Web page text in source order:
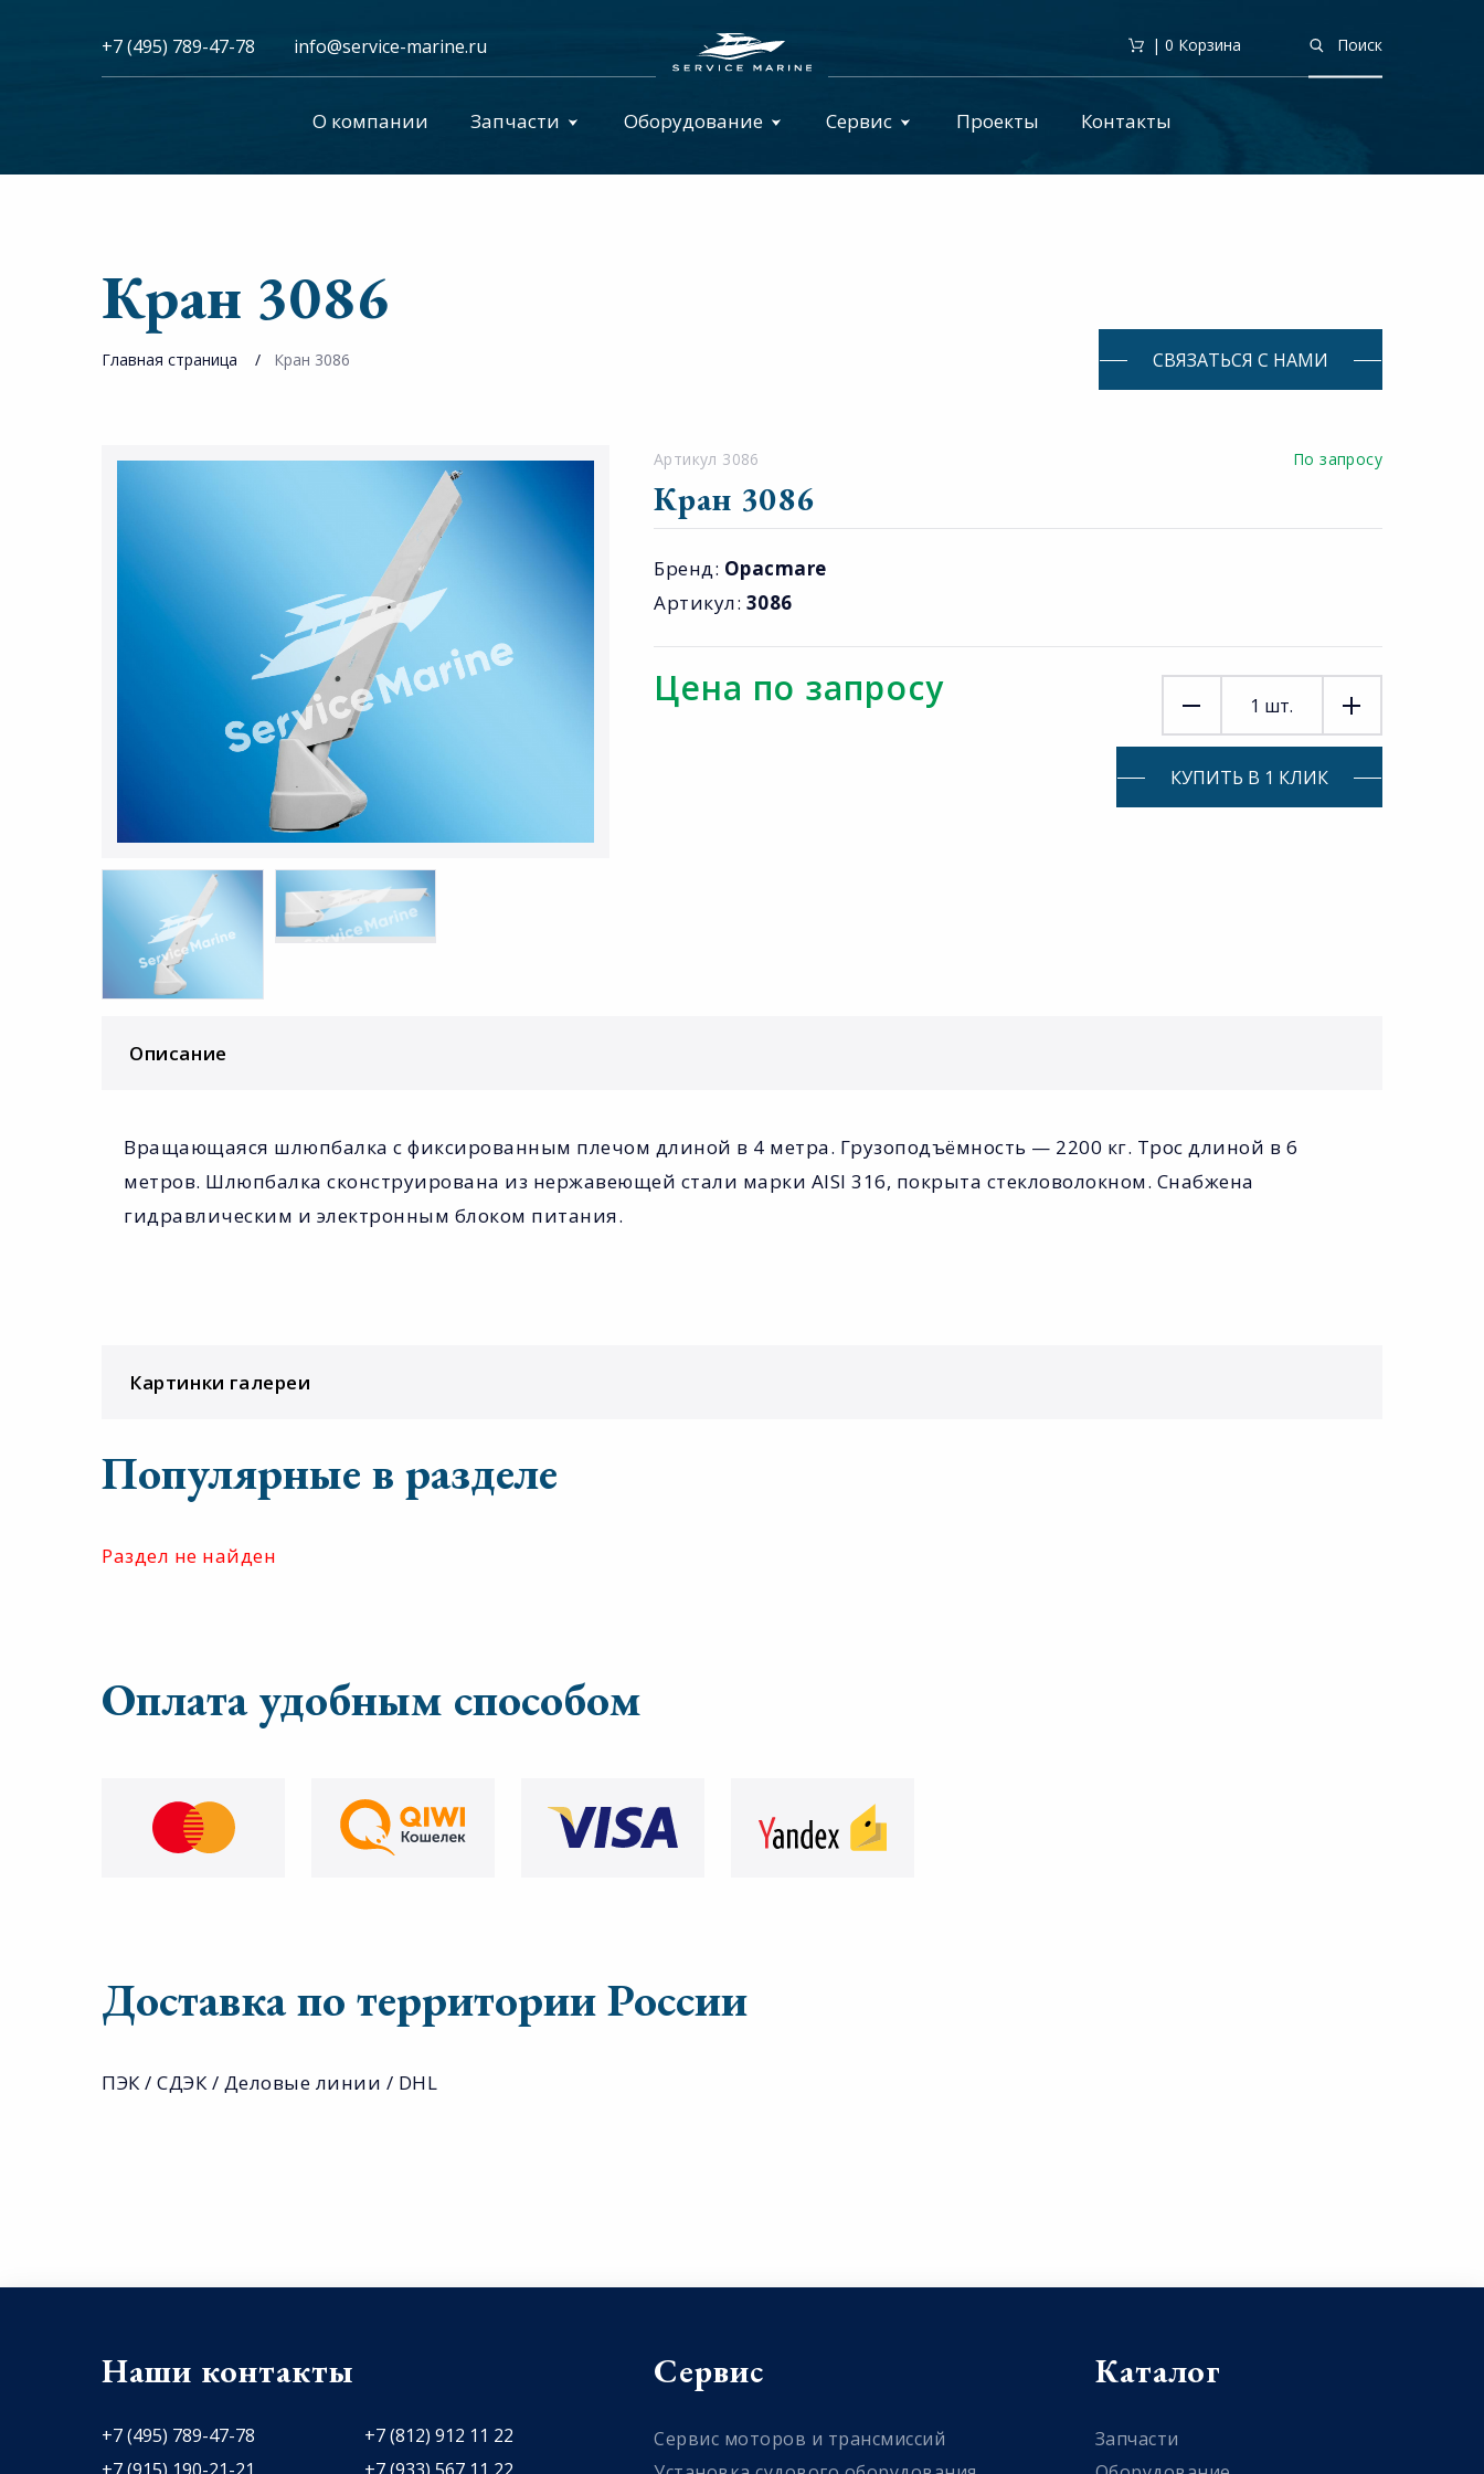
+7 (495) 789-47-78 info@service-marine.ru​​ Поиск
| 0 Корзина
О компании Запчасти Оборудование Сервис Проекты Контакты
Кран 3086
Главная страница Кран 3086 СВЯЗАТЬСЯ С НАМИ
Артикул 3086 По запросу
Кран 3086
Бренд: Opacmare
Артикул: 3086
Цена по запросу 1 шт.
КУПИТЬ В 1 КЛИК
Описание
Вращающаяся шлюпбалка с фиксированным плечом длиной в 4 метра. Грузоподъёмность — 2200 кг. Трос длиной в 6
метров. Шлюпбалка сконструирована из нержавеющей стали марки AISI 316, покрыта стекловолокном. Снабжена
гидравлическим и электронным блоком питания.
Картинки галереи
Популярные в разделе
Раздел не найден
Оплата удобным способом
Доставка по территории России
ПЭК / СДЭК / Деловые линии / DHL
Наши контакты
+7 (495) 789-47-78
+7 (812) 912 11 22
+7 (915) 190-21-21
+7 (933) 567 11 22
Сервис
Сервис моторов и трансмиссий
Каталог
Запчасти